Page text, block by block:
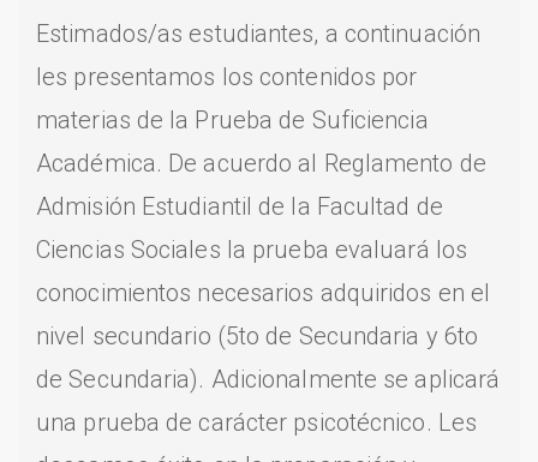
Estimados/as estudiantes, a continuación
les presentamos los contenidos por
materias de la Prueba de Suficiencia
Académica. De acuerdo al Reglamento de
Admisión Estudiantil de la Facultad de
Ciencias Sociales la prueba evaluará los
conocimientos necesarios adquiridos en el
nivel secundario (5to de Secundaria y 6to
de Secundaria). Adicionalmente se aplicará
una prueba de carácter psicotécnico. Les